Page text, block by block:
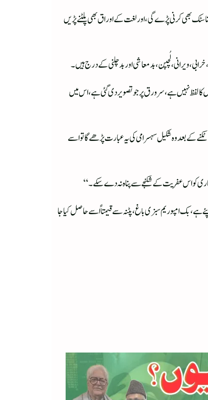
بھی کرنی پڑے گی، اور لغت کے اوراق بھی پلٹنے پڑیں
ویرانی، لُچپن، بد معاشی اور بد چلنی کے درج ہیں۔
کا لفظ نہیں ہے، سر ورق پر جو تصویر دی گئی ہے، اس میں
کے بعد وہ شکیل سہسرامی کی یہ عبارت پڑھے گا تو اسے
قاری کو اس عفریت کے شکنجے سے پناہ نہ دے سکے۔“
ہے، بک امپوریم سبزی باغ، پٹنہ سے قیمتاً اسے حاصل کیا جا